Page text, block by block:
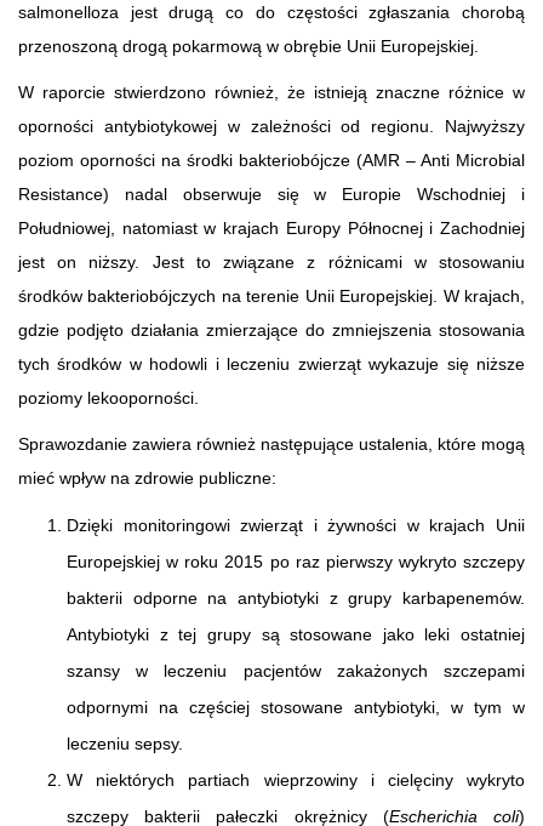
salmonelloza jest drugą co do częstości zgłaszania chorobą
przenoszoną drogą pokarmową w obrębie Unii Europejskiej.
W raporcie stwierdzono również, że istnieją znaczne różnice w
oporności antybiotykowej w zależności od regionu. Najwyższy
poziom oporności na środki bakteriobójcze (AMR – Anti Microbial
Resistance) nadal obserwuje się w Europie Wschodniej i
Południowej, natomiast w krajach Europy Północnej i Zachodniej
jest on niższy. Jest to związane z różnicami w stosowaniu
środków bakteriobójczych na terenie Unii Europejskiej. W krajach,
gdzie podjęto działania zmierzające do zmniejszenia stosowania
tych środków w hodowli i leczeniu zwierząt wykazuje się niższe
poziomy lekooporności.
Sprawozdanie zawiera również następujące ustalenia, które mogą
mieć wpływ na zdrowie publiczne:
Dzięki monitoringowi zwierząt i żywności w krajach Unii
Europejskiej w roku 2015 po raz pierwszy wykryto szczepy
bakterii odporne na antybiotyki z grupy karbapenemów.
Antybiotyki z tej grupy są stosowane jako leki ostatniej
szansy w leczeniu pacjentów zakażonych szczepami
odpornymi na częściej stosowane antybiotyki, w tym w
leczeniu sepsy.
W niektórych partiach wieprzowiny i cielęciny wykryto
szczepy bakterii pałeczki okrężnicy (Escherichia coli)